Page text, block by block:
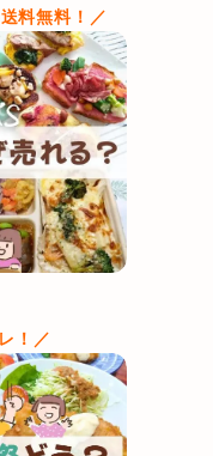
料無料！／
！／